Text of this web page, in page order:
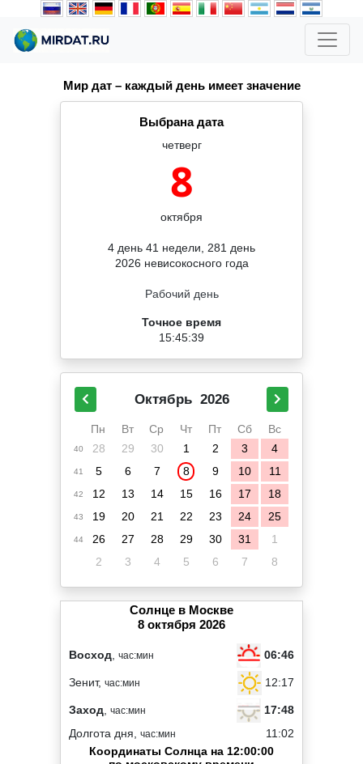
Мир дат – каждый день имеет значение
Выбрана дата
четверг
8
октября
4 день 41 недели, 281 день
2026 невисокосного года
Рабочий день
Точное время
15:45:39
Октябрь 2026
Пн Вт Ср Чт Пт Сб Вс
40 28 29 30 1 2 3 4
41 5 6 7 8 9 10 11
42 12 13 14 15 16 17 18
43 19 20 21 22 23 24 25
44 26 27 28 29 30 31
1
2
3 4 5 6 7 8
Солнце в Москве
8 октября 2026
Восход час:мин 06:46
Зенит, час:мин 12:17
Заход час:мин
17:48
Долгота дня, час:мин
11:02
Координаты Солнца на 12:00:00